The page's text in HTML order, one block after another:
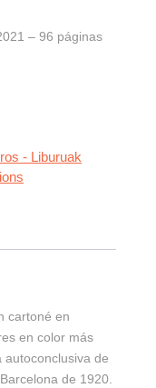
– 96 páginas
- Liburuak
cartoné en
en color más
de
de 1920.